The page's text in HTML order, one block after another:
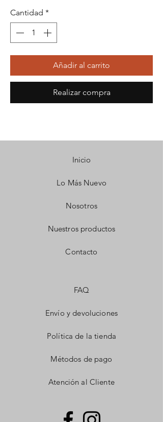
Cantidad *
Añadir al carrito
Realizar compra
Inicio
Lo Más Nuevo
Nosotros
Nuestros productos
Contacto
FAQ
Envío y devoluciones
Política de la tienda
Métodos de pago
Atención al Cliente